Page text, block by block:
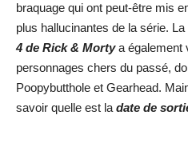
braquage qui ont peut-être mis
plus hallucinantes de la série.
4 de Rick & Mortya également
personnages chers du passé,
Poopybutthole et Gearhead.
savoir quelle est la date de